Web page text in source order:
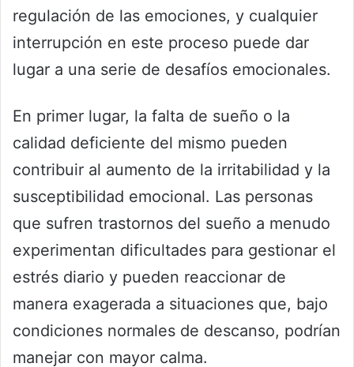
regulación de las emociones, y cualquier
interrupción en este proceso puede dar
lugar a una serie de desafíos emocionales.
En primer lugar, la falta de sueño o la
calidad deficiente del mismo pueden
contribuir al aumento de la irritabilidad y la
susceptibilidad emocional. Las personas
que sufren trastornos del sueño a menudo
experimentan dificultades para gestionar el
estrés diario y pueden reaccionar de
manera exagerada a situaciones que, bajo
condiciones normales de descanso, podrían
manejar con mayor calma.